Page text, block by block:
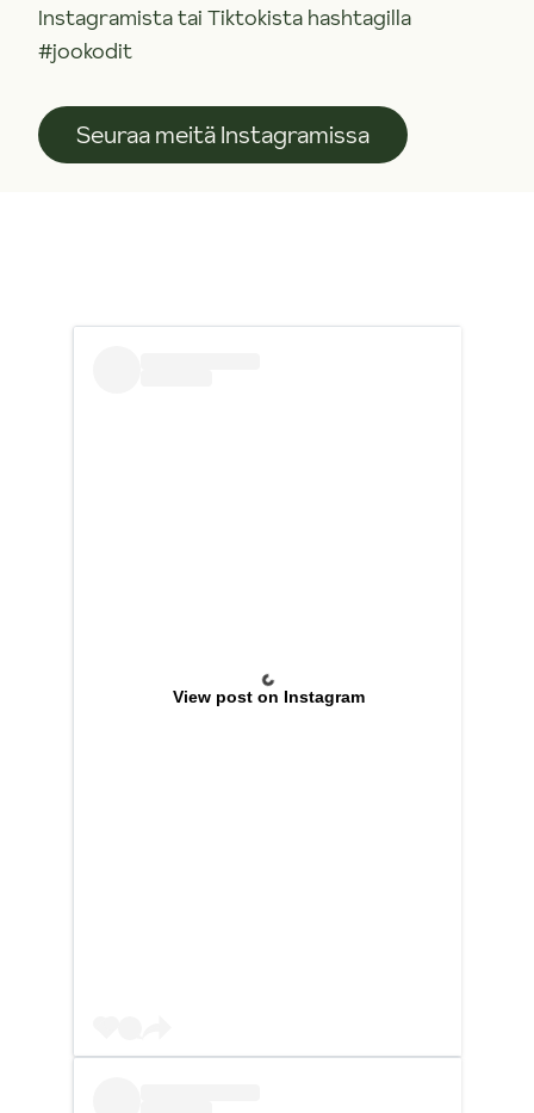
Instagramista tai Tiktokista hashtagilla
#jookodit
Seuraa meitä Instagramissa
View post on Instagram